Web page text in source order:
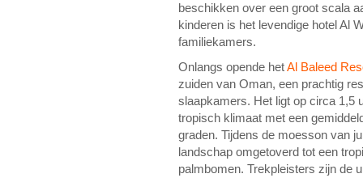
beschikken over een groot scala
kinderen is het levendige hotel Al
familiekamers.
Onlangs opende hetAl Baleed
zuiden van Oman, een prachtig
slaapkamers. Het ligt op circa 1,5
tropisch klimaat met een
graden. Tijdens de moesson van
landschap omgetoverd tot een
palmbomen. Trekpleisters zijn de